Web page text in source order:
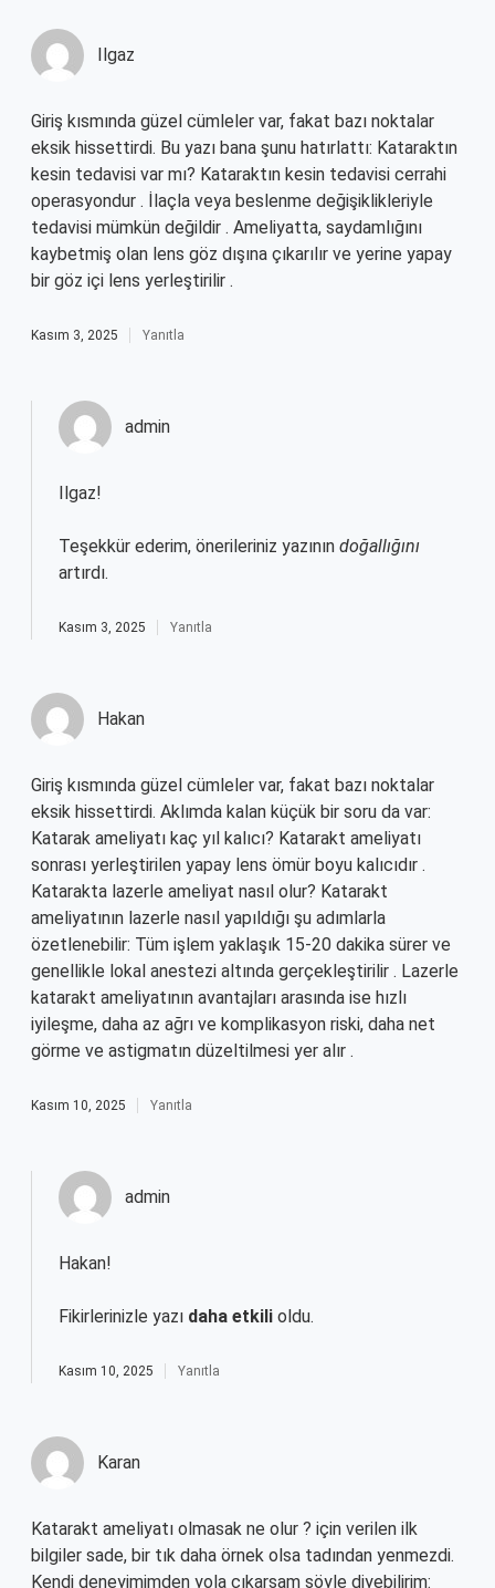
Ilgaz
Giriş kısmında güzel cümleler var, fakat bazı noktalar
eksik hissettirdi. Bu yazı bana şunu hatırlattı: Kataraktın
kesin tedavisi var mı? Kataraktın kesin tedavisi cerrahi
operasyondur . İlaçla veya beslenme değişiklikleriyle
tedavisi mümkün değildir . Ameliyatta, saydamlığını
kaybetmiş olan lens göz dışına çıkarılır ve yerine yapay
bir göz içi lens yerleştirilir .
Kasım 3, 2025 Yanıtla
admin
Ilgaz!
Teşekkür ederim, önerileriniz yazının doğallığını
artırdı.
Kasım 3, 2025 Yanıtla
Hakan
Giriş kısmında güzel cümleler var, fakat bazı noktalar
eksik hissettirdi. Aklımda kalan küçük bir soru da var:
Katarak ameliyatı kaç yıl kalıcı? Katarakt ameliyatı
sonrası yerleştirilen yapay lens ömür boyu kalıcıdır .
Katarakta lazerle ameliyat nasıl olur? Katarakt
ameliyatının lazerle nasıl yapıldığı şu adımlarla
özetlenebilir: Tüm işlem yaklaşık 15-20 dakika sürer ve
genellikle lokal anestezi altında gerçekleştirilir . Lazerle
katarakt ameliyatının avantajları arasında ise hızlı
iyileşme, daha az ağrı ve komplikasyon riski, daha net
görme ve astigmatın düzeltilmesi yer alır .
Kasım 10, 2025 Yanıtla
admin
Hakan!
Fikirlerinizle yazı daha etkili oldu.
Kasım 10, 2025 Yanıtla
Karan
Katarakt ameliyatı olmasak ne olur ? için verilen ilk
bilgiler sade, bir tık daha örnek olsa tadından yenmezdi.
Kendi deneyimimden yola çıkarsam şöyle diyebilirim: